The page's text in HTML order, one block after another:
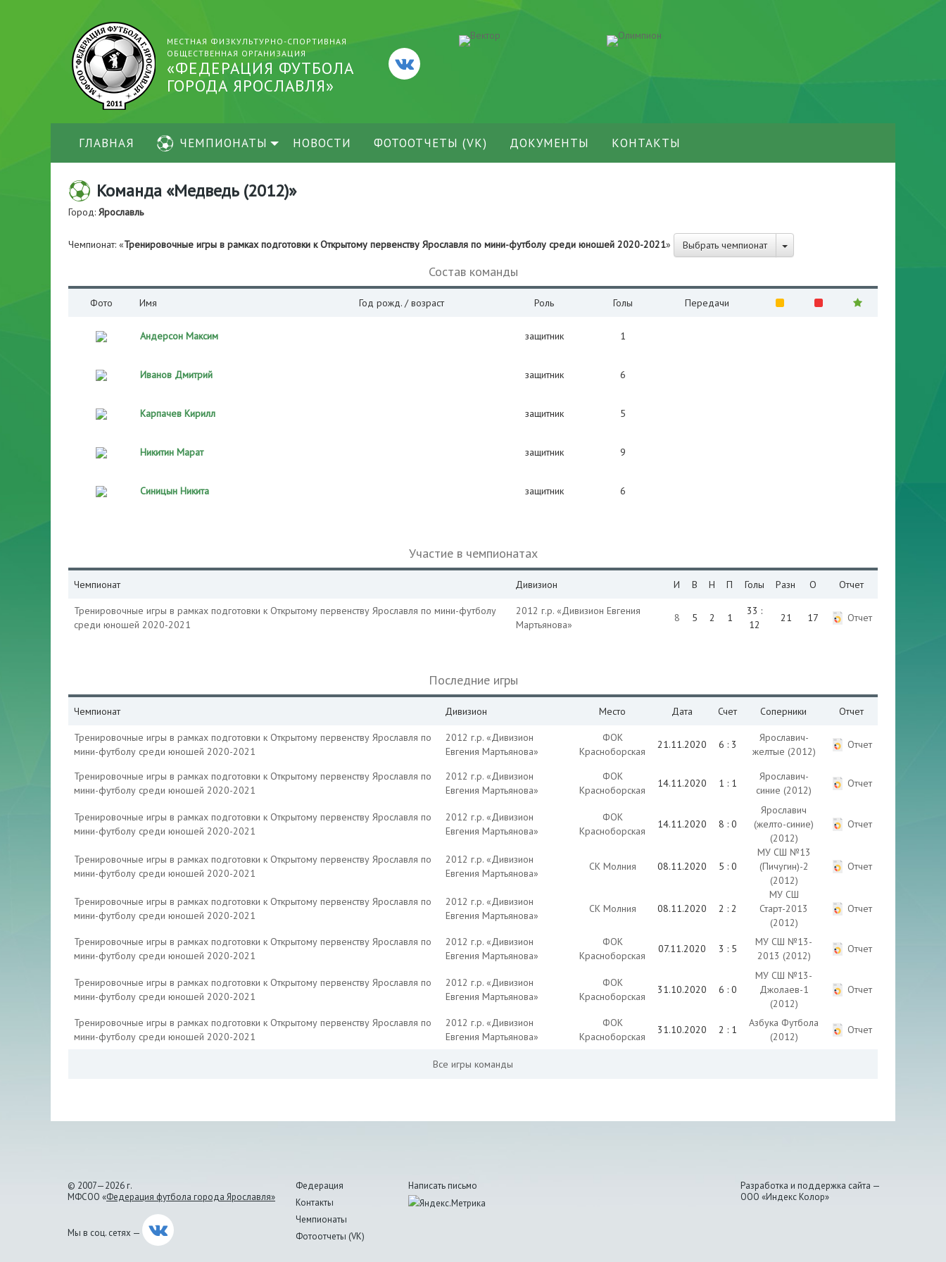
МЕСТНАЯ ФИЗКУЛЬТУРНО-СПОРТИВНАЯ
ОБЩЕСТВЕННАЯ ОРГАНИЗАЦИЯ
«ФЕДЕРАЦИЯ ФУТБОЛА
ГОРОДА ЯРОСЛАВЛЯ»
ГЛАВНАЯ ЧЕМПИОНАТЫ НОВОСТИ ФОТООТЧЕТЫ (VK) ДОКУМЕНТЫ КОНТАКТЫ
Команда «Медведь (2012)»
Город: Ярославль
Чемпионат: «Тренировочные игры в рамках подготовки к Открытому первенству Ярославля по мини-футболу среди юношей 2020-2021» Выбрать чемпионат
Состав команды
Фото Имя Год рожд. / возраст Роль Голы Передачи
Андерсон Максим защитник 1
Иванов Дмитрий защитник 6
Карпачев Кирилл защитник 5
Никитин Марат защитник 9
Синицын Никита защитник 6
Участие в чемпионатах
Чемпионат Дивизион И В Н П Голы Разн О Отчет
Тренировочные игры в рамках подготовки к Открытому первенству Ярославля по мини-футболу
среди юношей 2020-2021
2012 г.р. «Дивизион Евгения
Мартьянова»
8 5 2 1
33 :
12
21 17 Отчет
Последние игры
Чемпионат Дивизион Место Дата Счет Соперники Отчет
Тренировочные игры в рамках подготовки к Открытому первенству Ярославля по
мини-футболу среди юношей 2020-2021
2012 г.р. «Дивизион
Евгения Мартьянова»
ФОК
Красноборская
21.11.2020 6 : 3
Ярославич-
желтые (2012)
Отчет
Тренировочные игры в рамках подготовки к Открытому первенству Ярославля по
мини-футболу среди юношей 2020-2021
2012 г.р. «Дивизион
Евгения Мартьянова»
ФОК
Красноборская
14.11.2020 1 : 1
Ярославич-
синие (2012)
Отчет
Тренировочные игры в рамках подготовки к Открытому первенству Ярославля по
мини-футболу среди юношей 2020-2021
2012 г.р. «Дивизион
Евгения Мартьянова»
ФОК
Красноборская
14.11.2020 8 : 0
Ярославич
(желто-синие)
(2012)
Отчет
Тренировочные игры в рамках подготовки к Открытому первенству Ярославля по
мини-футболу среди юношей 2020-2021
2012 г.р. «Дивизион
Евгения Мартьянова»
СК Молния 08.11.2020 5 : 0
МУ СШ №13
(Пичугин)-2
(2012)
Отчет
Тренировочные игры в рамках подготовки к Открытому первенству Ярославля по
мини-футболу среди юношей 2020-2021
2012 г.р. «Дивизион
Евгения Мартьянова»
СК Молния 08.11.2020 2 : 2
МУ СШ
Старт-2013
(2012)
Отчет
Тренировочные игры в рамках подготовки к Открытому первенству Ярославля по
мини-футболу среди юношей 2020-2021
2012 г.р. «Дивизион
Евгения Мартьянова»
ФОК
Красноборская
07.11.2020 3 : 5
МУ СШ №13-
2013 (2012)
Отчет
Тренировочные игры в рамках подготовки к Открытому первенству Ярославля по
мини-футболу среди юношей 2020-2021
2012 г.р. «Дивизион
Евгения Мартьянова»
ФОК
Красноборская
31.10.2020 6 : 0
МУ СШ №13-
Джолаев-1
(2012)
Отчет
Тренировочные игры в рамках подготовки к Открытому первенству Ярославля по
мини-футболу среди юношей 2020-2021
2012 г.р. «Дивизион
Евгения Мартьянова»
ФОК
Красноборская
31.10.2020 2 : 1
Азбука Футбола
(2012)
Отчет
Все игры команды
© 2007—2026 г.
МФСОО «Федерация футбола города Ярославля»
Мы в соц. сетях —
Федерация
Контакты
Чемпионаты
Фотоотчеты (VK)
Написать письмо
Разработка и поддержка сайта —
ООО «Индекс Колор»